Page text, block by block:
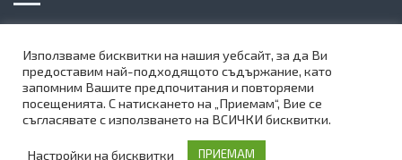
Карта на сайта
Абонирай се за нашия бюлетин
©1999-2025 Lirex.com All Rights Reserved
Използваме бисквитки на нашия уебсайт, за да Ви
предоставим най-подходящото съдържание, като
запомним Вашите предпочитания и повторяеми
посещенията. С натискането на „Приемам“, Вие се
съгласявате с използването на ВСИЧКИ бисквитки.
Настройки на бисквитки ПРИЕМАМ